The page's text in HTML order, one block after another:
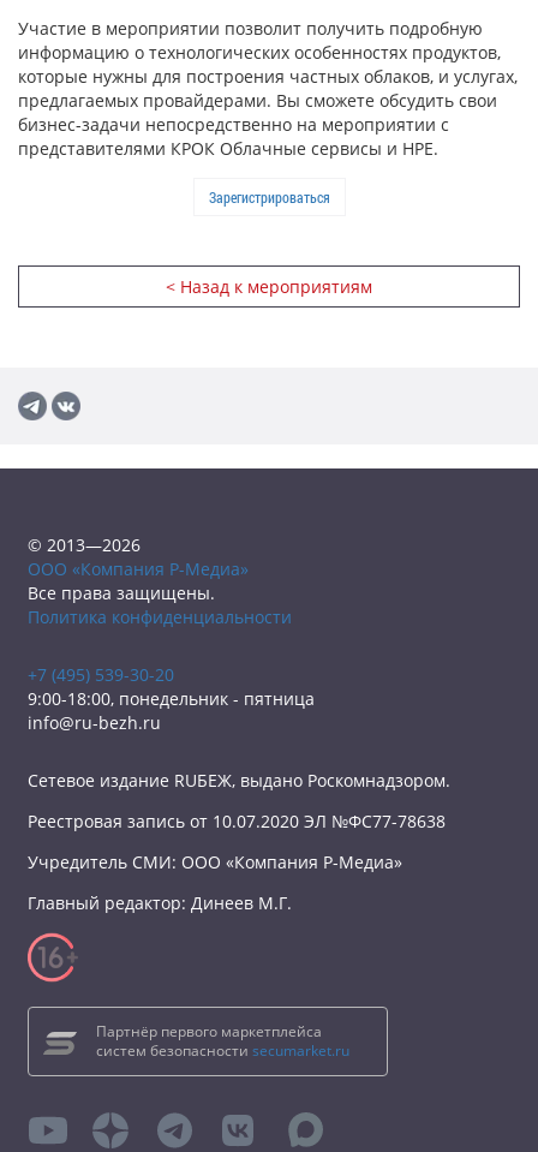
Участие в мероприятии позволит получить подробную
информацию о технологических особенностях продуктов,
которые нужны для построения частных облаков, и услугах,
предлагаемых провайдерами. Вы сможете обсудить свои
бизнес-задачи непосредственно на мероприятии с
представителями КРОК Облачные сервисы и HPE.
Зарегистрироваться
< Назад к мероприятиям
© 2013—2026
ООО «Компания Р-Медиа»
Все права защищены.
Политика конфиденциальности
+7 (495) 539-30-20
9:00-18:00, понедельник - пятница
info@ru-bezh.ru
Сетевое издание RUБЕЖ, выдано Роскомнадзором.
Реестровая запись от 10.07.2020 ЭЛ №ФС77-78638
Учредитель СМИ: ООО «Компания Р-Медиа»
Главный редактор: Динеев М.Г.
Партнёр первого маркетплейса
систем безопасности secumarket.ru